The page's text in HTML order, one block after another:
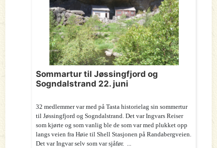
Sommartur til Jøssingfjord og
Sogndalstrand 22. juni
32 medlemmer var med på Tasta historielag sin sommertur
til Jøssingfjord og Sogndalstrand. Det var Ingvars Reiser
som kjørte og som vanlig ble de som var med plukket opp
langs veien fra Høie til Shell Stasjonen på Randabergveien.
Det var Ingvar selv som var sjåfør. ...